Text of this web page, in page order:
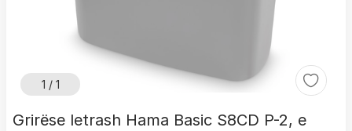
1 / 1
Grirëse letrash Hama Basic S8CD P-2, e